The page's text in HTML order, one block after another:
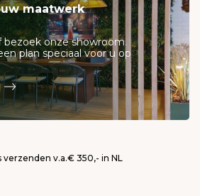
maatwerk
onze showroom.
plan speciaal voor u op
verzenden v.a.€ 350,- in NL